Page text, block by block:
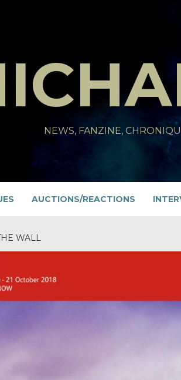
NEWS, FANZINE,
AUCTIONS/REACTIONS
WALL